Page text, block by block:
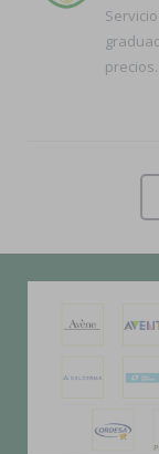
precios.